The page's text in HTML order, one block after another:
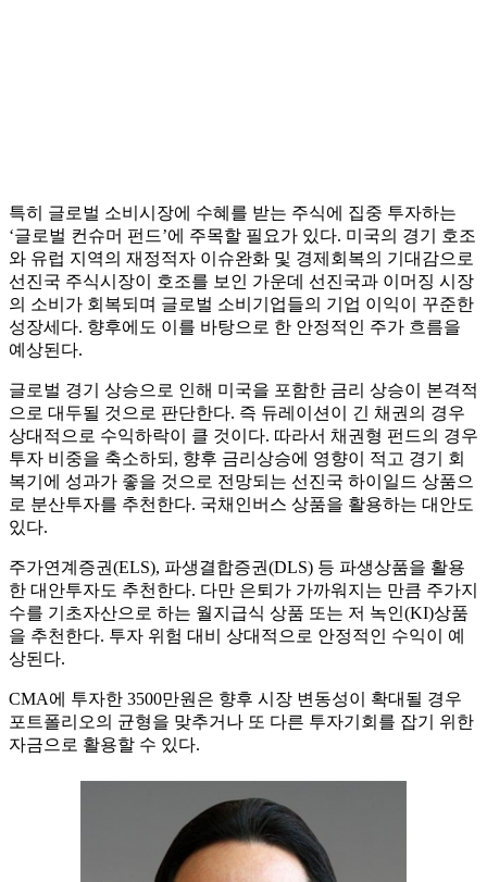
특히 글로벌 소비시장에 수혜를 받는 주식에 집중 투자하는
‘글로벌 컨슈머 펀드’에 주목할 필요가 있다. 미국의 경기 호조
와 유럽 지역의 재정적자 이슈완화 및 경제회복의 기대감으로
선진국 주식시장이 호조를 보인 가운데 선진국과 이머징 시장
의 소비가 회복되며 글로벌 소비기업들의 기업 이익이 꾸준한
성장세다. 향후에도 이를 바탕으로 한 안정적인 주가 흐름을
예상된다.
글로벌 경기 상승으로 인해 미국을 포함한 금리 상승이 본격적
으로 대두될 것으로 판단한다. 즉 듀레이션이 긴 채권의 경우
상대적으로 수익하락이 클 것이다. 따라서 채권형 펀드의 경우
투자 비중을 축소하되, 향후 금리상승에 영향이 적고 경기 회
복기에 성과가 좋을 것으로 전망되는 선진국 하이일드 상품으
로 분산투자를 추천한다. 국채인버스 상품을 활용하는 대안도
있다.
주가연계증권(ELS), 파생결합증권(DLS) 등 파생상품을 활용
한 대안투자도 추천한다. 다만 은퇴가 가까워지는 만큼 주가지
수를 기초자산으로 하는 월지급식 상품 또는 저 녹인(KI)상품
을 추천한다. 투자 위험 대비 상대적으로 안정적인 수익이 예
상된다.
CMA에 투자한 3500만원은 향후 시장 변동성이 확대될 경우
포트폴리오의 균형을 맞추거나 또 다른 투자기회를 잡기 위한
자금으로 활용할 수 있다.